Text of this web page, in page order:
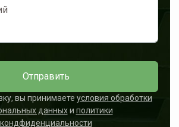
вы принимаете условия обработки
данныхи политики
кондфиденциальности
Отправить